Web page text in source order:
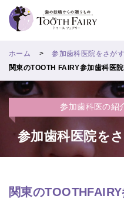
ホーム
参加歯科医院をさがす
関東のTOOTH FAIRY参加歯科医院
参加歯科医の紹
参加歯科医院を
関東の